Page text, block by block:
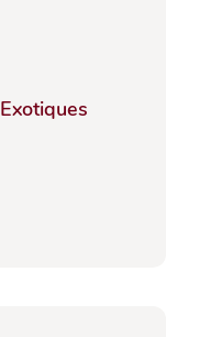
Exotiques